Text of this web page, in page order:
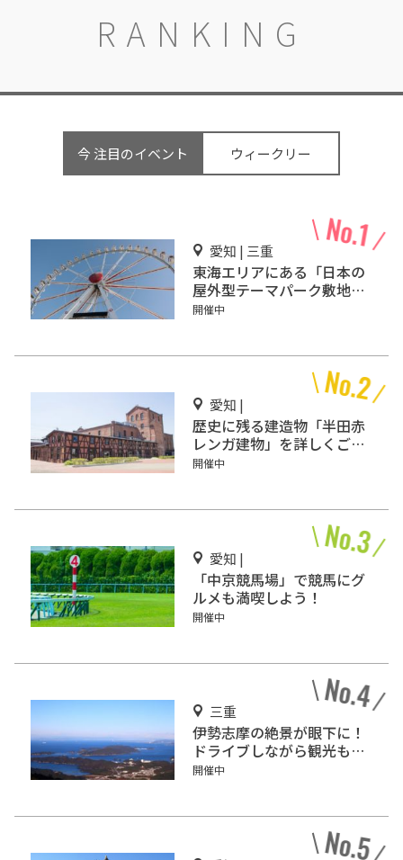
RANKING
今 注目のイベント ウィークリー
愛知 | 三重
東海エリアにある「日本の
屋外型テーマパーク敷地面
積ランキング」入りしてい
開催中
愛知 |
歴史に残る建造物「半田赤
レンガ建物」を詳しくご紹
介！
開催中
愛知 |
「中京競馬場」で競馬にグ
ルメも満喫しよう！
開催中
三重
伊勢志摩の絶景が眼下に！
ドライブしながら観光もで
きる「伊勢志摩スカイライ
開催中